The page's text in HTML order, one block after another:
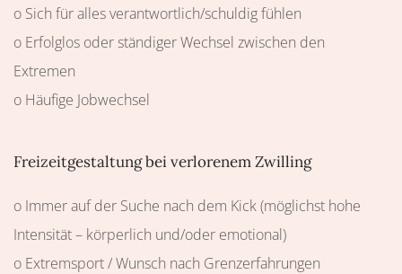
o Sich für alles verantwortlich/schuldig fühlen
o Erfolglos oder ständiger Wechsel zwischen den
Extremen
o Häufige Jobwechsel
Freizeitgestaltung bei verlorenem Zwilling
o Immer auf der Suche nach dem Kick (möglichst hohe
Intensität – körperlich und/oder emotional)
o Extremsport / Wunsch nach Grenzerfahrungen